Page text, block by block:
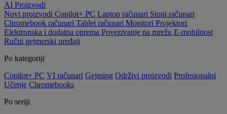
AI Proizvodi
Novi proizvodi Copilot+ PC Laptop računari Stoni računari
Chromebook računari Tablet računari Monitori Projektori
Elektronska i dodatna oprema Povezivanje na mrežu E-mobilnost
Ručni gejmerski uređaji
Po kategoriji
Copilot+ PC VI računari Gejming Održivi proizvodi Profesionalni
Učenje Chromebooks
Po seriji